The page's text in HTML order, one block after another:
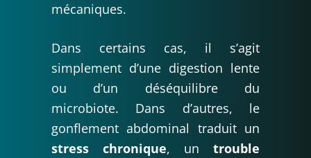
mécaniques.
Dans certains cas, il s’agit
simplement d’une digestion lente
ou d’un déséquilibre du
microbiote. Dans d’autres, le
gonflement abdominal traduit un
stress chronique, un trouble